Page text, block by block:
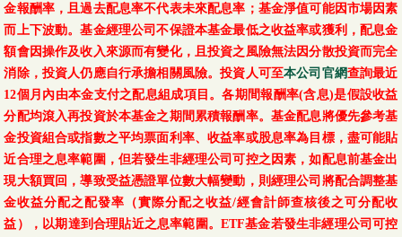
(本基金之配息來源可
能為本金)
第一金全球AI精準醫
療基金-新臺幣-N
12.49
第一金全球AI精準醫
療基金-N類型-美元
08/05 11.7008 -0.0223 -0.19 %
第一金全球AI精準醫
療基金-新臺幣
08/05 12.49 -0.07 -0.56 %
金報酬率，且過去配息率不代表未來配息率；基金淨值可能因市場因素
而上下波動。基金經理公司不保證本基金最低之收益率或獲利，配息金
額會因操作及收入來源而有變化，且投資之風險無法因分散投資而完全
消除，投資人仍應自行承擔相關風險。投資人可至本公司官網查詢最近
12個月內由本金支付之配息組成項目。各期間報酬率(含息)是假設收益
分配均滾入再投資於本基金之期間累積報酬率。基金配息將優先參考基
金投資組合或指數之平均票面利率、收益率或股息率為目標，盡可能貼
近合理之息率範圍，但若發生非經理公司可控之因素，如配息前基金出
現大額買回，導致受益憑證單位數大幅變動，則經理公司將配合調整基
金收益分配之配發率（實際分配之收益/經會計師查核後之可分配收
益），以期達到合理貼近之息率範圍。ETF基金若發生非經理公司可控